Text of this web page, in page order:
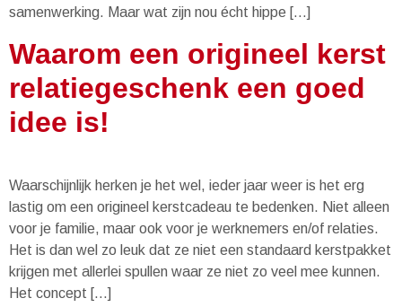
samenwerking. Maar wat zijn nou écht hippe […]
Waarom een origineel kerst
relatiegeschenk een goed
idee is!
Waarschijnlijk herken je het wel, ieder jaar weer is het erg
lastig om een origineel kerstcadeau te bedenken. Niet alleen
voor je familie, maar ook voor je werknemers en/of relaties.
Het is dan wel zo leuk dat ze niet een standaard kerstpakket
krijgen met allerlei spullen waar ze niet zo veel mee kunnen.
Het concept […]